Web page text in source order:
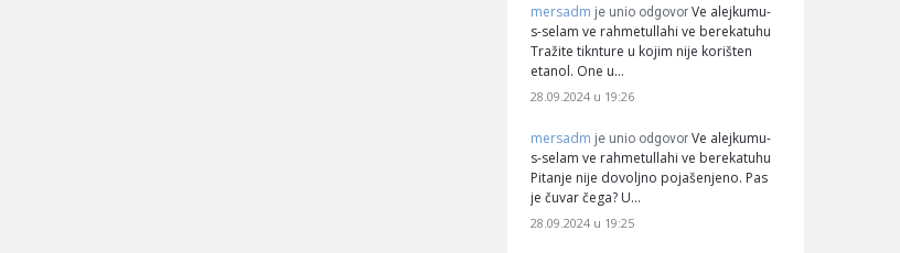
mersadm je unio odgovor Ve alejkumu-
s-selam ve rahmetullahi ve berekatuhu
Tražite tiknture u kojim nije korišten
etanol. One u…
28.09.2024 u 19:26
mersadm je unio odgovor Ve alejkumu-
s-selam ve rahmetullahi ve berekatuhu
Pitanje nije dovoljno pojašenjeno. Pas
je čuvar čega? U…
28.09.2024 u 19:25